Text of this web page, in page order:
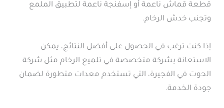
قطعة قماش ناعمة أو إسفنجة ناعمة لتطبيق الملمع
وتجنب خدش الرخام.
إذا كنت ترغب في الحصول على أفضل النتائج، يمكن
الاستعانة بشركة متخصصة في تلميع الرخام مثل شركة
الحوت في الفجيرة، التي تستخدم معدات متطورة لضمان
جودة الخدمة.